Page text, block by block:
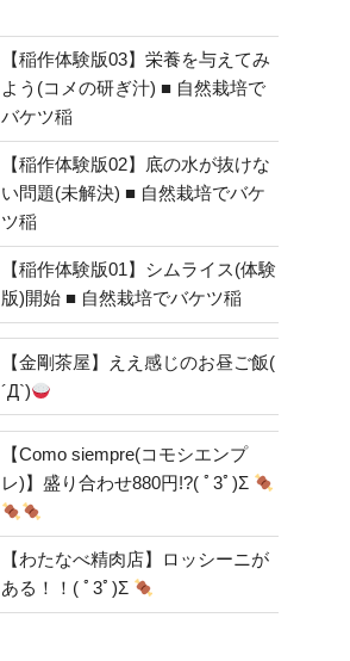
【稲作体験版03】栄養を与えてみ
よう(コメの研ぎ汁) ■ 自然栽培で
バケツ稲
【稲作体験版02】底の水が抜けな
い問題(未解決) ■ 自然栽培でバケ
ツ稲
【稲作体験版01】シムライス(体験
版)開始 ■ 自然栽培でバケツ稲
【金剛茶屋】ええ感じのお昼ご飯(
´Д`)
【Como siempre(コモシエンプ
レ)】盛り合わせ880円!?( ﾟ3ﾟ)Σ
【わたなべ精肉店】ロッシーニが
ある！！( ﾟ3ﾟ)Σ